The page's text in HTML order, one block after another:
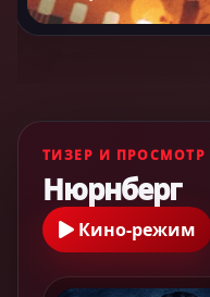
ТИЗЕР И ПРОСМОТР
Нюрнберг
Кино-режим